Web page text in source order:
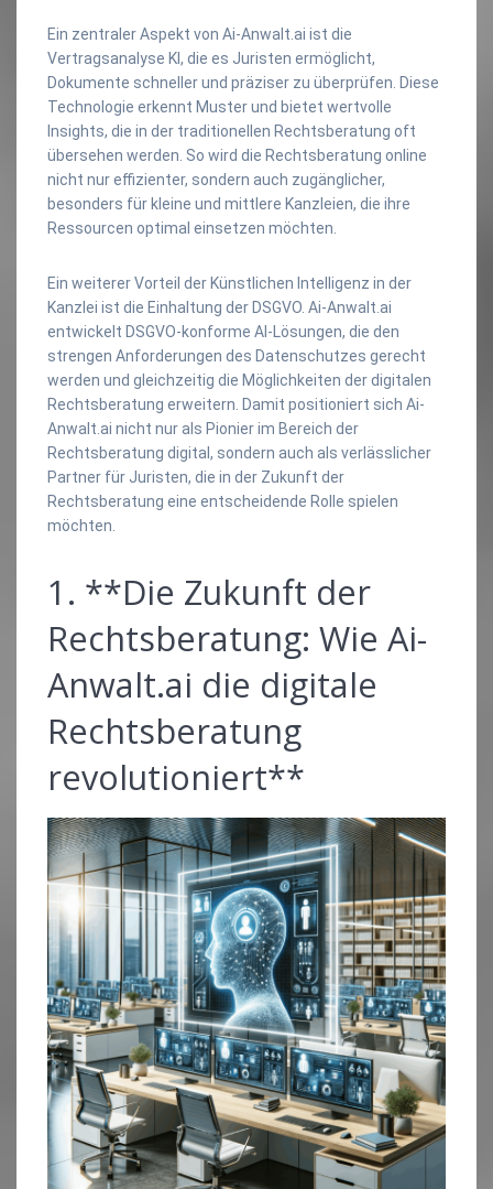
Ein zentraler Aspekt von Ai-Anwalt.ai ist die
Vertragsanalyse KI, die es Juristen ermöglicht,
Dokumente schneller und präziser zu überprüfen. Diese
Technologie erkennt Muster und bietet wertvolle
Insights, die in der traditionellen Rechtsberatung oft
übersehen werden. So wird die Rechtsberatung online
nicht nur effizienter, sondern auch zugänglicher,
besonders für kleine und mittlere Kanzleien, die ihre
Ressourcen optimal einsetzen möchten.
Ein weiterer Vorteil der Künstlichen Intelligenz in der
Kanzlei ist die Einhaltung der DSGVO. Ai-Anwalt.ai
entwickelt DSGVO-konforme AI-Lösungen, die den
strengen Anforderungen des Datenschutzes gerecht
werden und gleichzeitig die Möglichkeiten der digitalen
Rechtsberatung erweitern. Damit positioniert sich Ai-
Anwalt.ai nicht nur als Pionier im Bereich der
Rechtsberatung digital, sondern auch als verlässlicher
Partner für Juristen, die in der Zukunft der
Rechtsberatung eine entscheidende Rolle spielen
möchten.
1. **Die Zukunft der
Rechtsberatung: Wie Ai-
Anwalt.ai die digitale
Rechtsberatung
revolutioniert**